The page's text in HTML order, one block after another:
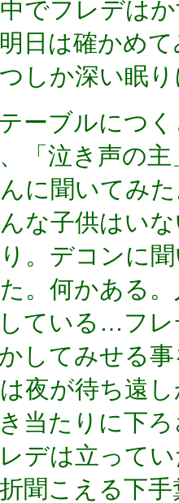
でフレデは
日は確かめ
しか深い眠
ーブルにつ
「泣き声の
に聞いてみ
な子供はい
。デコンに
。何かある
ている…フ
してみせる
夜が待ち遠
当たりに下
デは立って
聞こえる下